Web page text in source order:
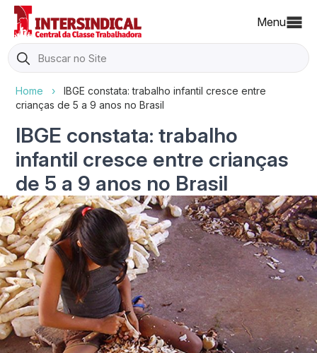
Menu
Search
for:
Home ›
IBGE constata: trabalho infantil cresce entre
crianças de 5 a 9 anos no Brasil
IBGE constata: trabalho
infantil cresce entre crianças
de 5 a 9 anos no Brasil